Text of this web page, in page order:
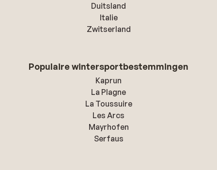
Duitsland
Italie
Zwitserland
Populaire wintersportbestemmingen
Kaprun
La Plagne
La Toussuire
Les Arcs
Mayrhofen
Serfaus